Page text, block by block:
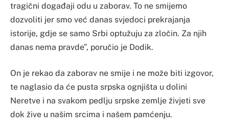
tragični događaji odu u zaborav. To ne smijemo
dozvoliti jer smo već danas svjedoci prekrajanja
istorije, gdje se samo Srbi optužuju za zločin. Za njih
danas nema pravde”, poručio je Dodik.
On je rekao da zaborav ne smije i ne može biti izgovor,
te naglasio da će pusta srpska ognjišta u dolini
Neretve i na svakom pedlju srpske zemlje živjeti sve
dok žive u našim srcima i našem pamćenju.